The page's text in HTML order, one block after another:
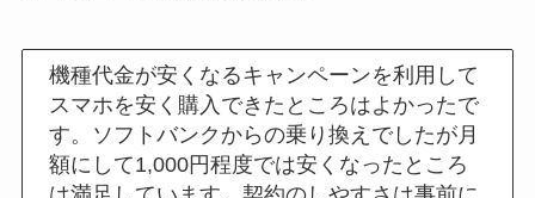
機種代金が安くなるキャンペーンを利用して
スマホを安く購入できたところはよかったで
す。ソフトバンクからの乗り換えでしたが月
額にして1,000円程度では安くなったところ